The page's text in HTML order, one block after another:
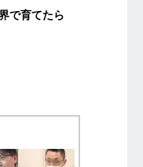
で育てたら